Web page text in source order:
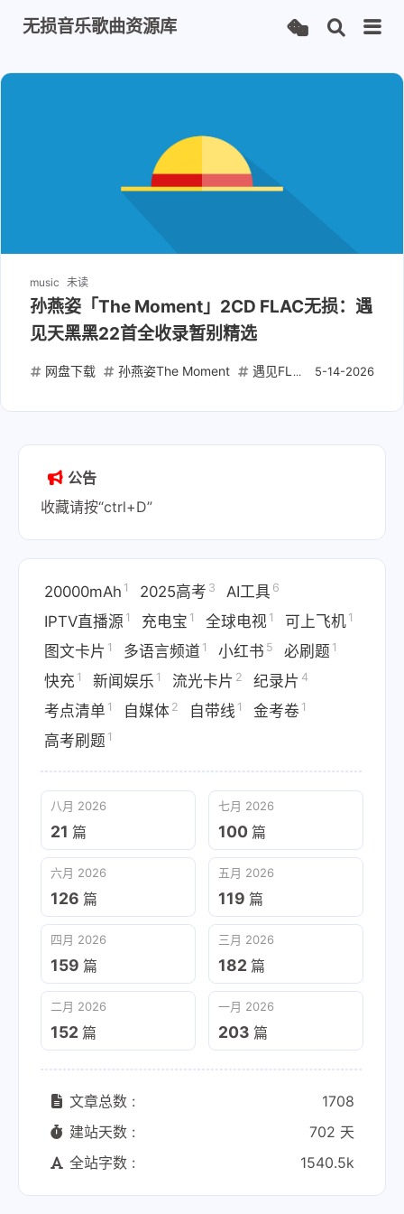
无损音乐歌曲资源库
music 未读
孙燕姿「The Moment」2CD FLAC无损：遇
见天黑黑22首全收录暂别精选
5-14-2026
网盘下载 孙燕姿The Moment 遇见FLAC 华语经典精
公告
收藏请按“ctrl+D”
20000mAh 1 2025高考 3 AI工具 6
IPTV直播源 1 充电宝 1 全球电视 1 可上飞机 1
图文卡片 1 多语言频道 1 小红书 5 必刷题 1
快充 1 新闻娱乐 1 流光卡片 2 纪录片 4
考点清单 1 自媒体 2 自带线 1 金考卷 1
高考刷题 1
八月 2026
21 篇
七月 2026
100 篇
六月 2026
126 篇
五月 2026
119 篇
四月 2026
159 篇
三月 2026
182 篇
二月 2026
152 篇
一月 2026
203 篇
文章总数 :
1708
建站天数 :
702 天
全站字数 :
1540.5k